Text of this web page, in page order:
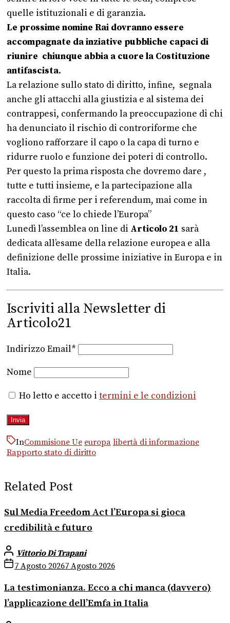
quelle istituzionali e di garanzia.
Le prossime nomine Rai dovranno essere
accompagnate da inziative pubbliche capaci di
riunire chiunque abbia a cuore la Costituzione
antifascista.
La relazione sullo stato di diritto, infine, segnala
anche gli attacchi alla giustizia e al sistema dei
contrappesi, confermando la preoccupazione di chi
ha denunciato il rischio di controriforme che
vogliono rafforzare il capo o la capa di turno e
ridurre ruolo e funzione dei poteri di controllo.
Per questo la prima risposta che dovremo dare ,
tutte e tutti insieme, e la partecipazione alla
raccolta di firme per i referendum, mai come in
questo caso “ce lo chiede l’Europa”
Lunedì l’assemblea on line di Articolo 21 sarà
dedicata all’esame della relazione europea e alla
definizione delle prossime iniziative in Europa e in
Italia.
Iscriviti alla Newsletter di
Articolo21
Indirizzo Email*
Nome
Ho letto e accetto i termini e le condizioni
InCommisione Ue europa libertà di informazione
Rapporto stato di diritto
Related Post
Sul Media Freedom Act l’Europa si gioca
credibilità e futuro
Vittorio Di Trapani
7 Agosto 20267 Agosto 2026
La testimonianza. Ecco a chi manca (davvero)
l’applicazione dell’Emfa in Italia